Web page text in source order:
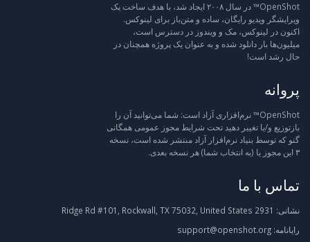
OpenShot™ در سال ۲۰۰۸ ایجاد شد، با هدف ساخت یک
ویرایشگر ویدیو رایگان، ساده و متن‌باز برای لینوکس.
اکنون در لینوکس، مک و ویندوز در دسترس است،
میلیون‌ها بار دانلود شده و به عنوان یک پروژه همچنان در
حال رشد است!
پروانه
OpenShot™ نرم‌افزاری آزاد است: شما می‌توانید آن را
بازتوزیع و/یا تغییر دهید تحت شرایط مجوز عمومی همگانی
گنو که توسط بنیاد نرم‌افزار آزاد منتشر شده است، نسخه
۳ این مجوز یا (به انتخاب شما) هر نسخه بعدی.
تماس با ما
نشانی:
رایانامه: support@openshot.org